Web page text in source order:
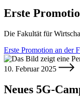
Erste
Die Fakultät für
Erste Promotion an der
10. Februar 2025
Neues 5G-